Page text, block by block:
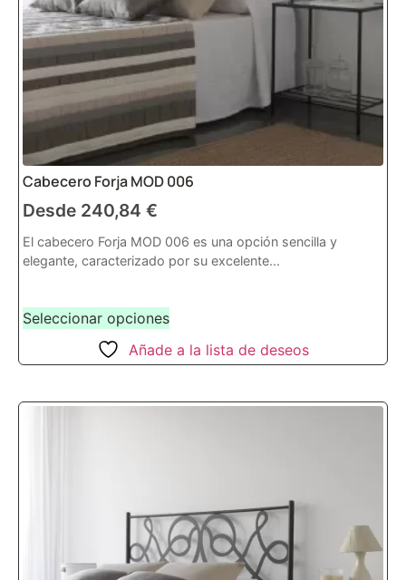
Cabecero Forja MOD 006
Desde 240,84 €
El cabecero Forja MOD 006 es una opción sencilla y
elegante, caracterizado por su excelente...
Seleccionar opciones
Añade a la lista de deseos